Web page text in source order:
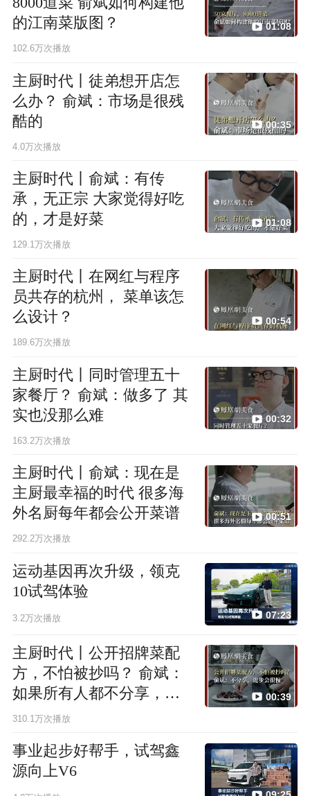
的江南菜版图？
102.6万次播放
01:08
主厨时代丨徒弟想开店怎
么办？ 俞斌：市场是很残
酷的
4.0万次播放
00:35
主厨时代丨俞斌：有传
承，无正宗 大家觉得好吃
的，才是好菜
129.1万次播放
01:08
主厨时代丨在网红与程序
员共存的杭州， 菜单该怎
么设计？
189.6万次播放
00:54
主厨时代丨同时管理五十
家餐厅？ 俞斌：做多了 其
实也没那么难
163.2万次播放
00:32
主厨时代丨俞斌：现在是
主厨最幸福的时代 很多海
外名厨每年都会公开菜谱
292.2万次播放
00:51
运动基因再次升级，领克
10试驾体验
3.2万次播放 07:23
主厨时代丨公开招牌菜配
方，不怕被抄吗？ 俞斌：
如果所有人都不分享，进
步会很慢
310.1万次播放
00:39
事业起步好帮手，试驾鑫
源向上V6